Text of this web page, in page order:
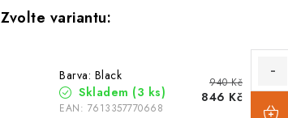
Barva: Black
Skladem (3 ks)
EAN: 7613357770668
940 Kč
846 Kč